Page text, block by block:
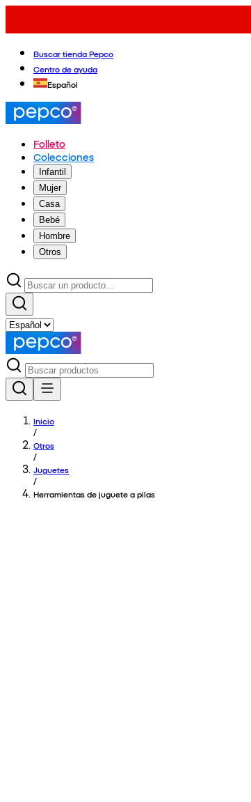
Buscar tienda Pepco
Centro de ayuda
Español
Folleto
Colecciones
Infantil
Mujer
Casa
Bebé
Hombre
Otros
Inicio
/
Otros
/
Juguetes
/
Herramientas de juguete a pilas